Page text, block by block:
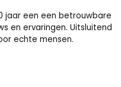
jaar een een betrouwbare
en ervaringen. Uitsluitend
echte mensen.